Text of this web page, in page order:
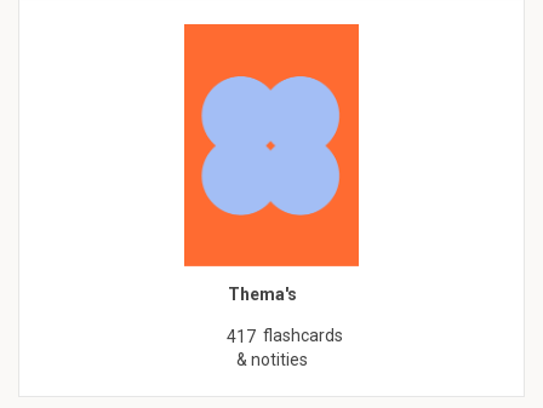
Thema's
417 flashcards
& notities